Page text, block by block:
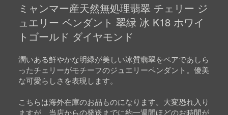
beginning
images
ミャンマー産天然無処理翡翠 チェリー ジ
ュエリー ペンダント 翠緑 冰 K18 ホワイ
トゴールド ダイヤモンド
潤いある鮮やかな明緑が美しい冰質翡翠をペアであしら
ったチェリーがモチーフのジュエリーペンダント。優美
な可愛らしさを表現します。
こちらは海外在庫のお品ものになります。大変恐れ入り
ますが、当店からの発送までに約一週間ほどのお時間が